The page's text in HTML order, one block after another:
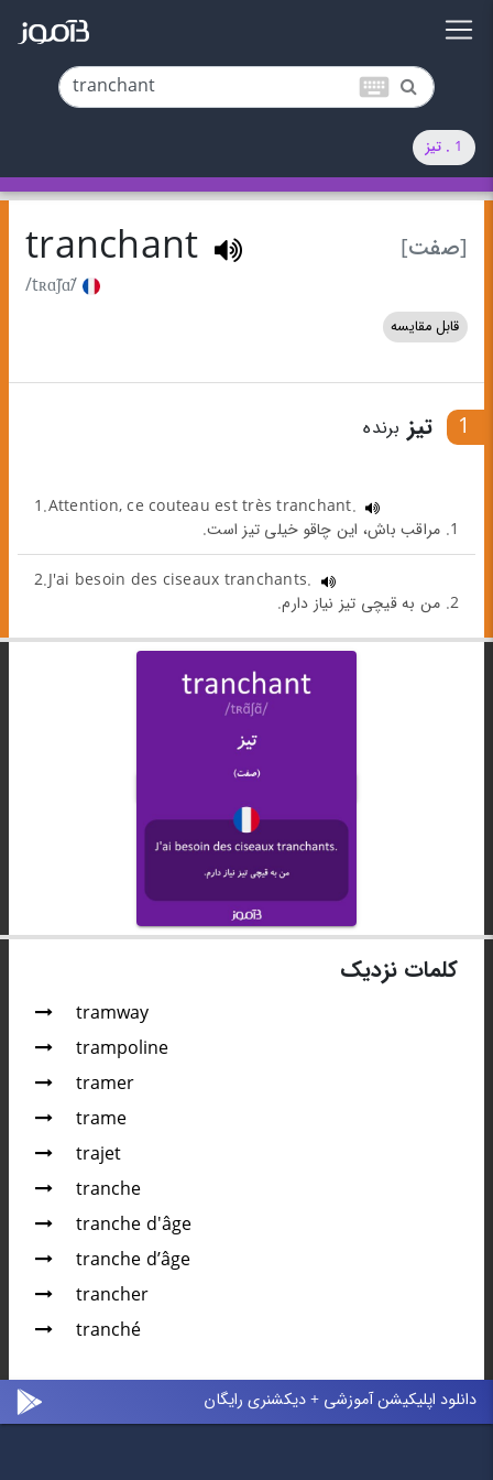
keyboard
1 . تیز
[صفت] tranchant
/tʀɑ̃ʃɑ̃/
قابل مقایسه
1 تیز برنده
1.Attention, ce couteau est très tranchant.
1. مراقب باش، این چاقو خیلی تیز است.
2.J'ai besoin des ciseaux tranchants.
2. من به قیچی تیز نیاز دارم.
کلمات نزدیک
tramway
trampoline
tramer
trame
trajet
tranche
tranche d'âge
tranche d’âge
trancher
tranché
دانلود اپلیکیشن آموزشی + دیکشنری رایگان